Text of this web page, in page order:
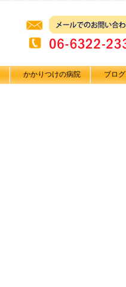
かかりつけの病院 ブログ